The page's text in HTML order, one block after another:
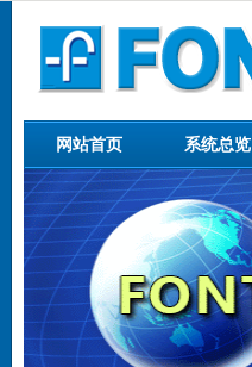
网站首页 系统总览